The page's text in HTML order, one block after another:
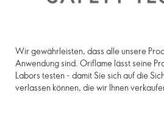
Wir gewährleisten, dass alle unsere
Anwendung sind. Oriflame lässt seine
Labors testen - damit Sie sich auf die
verlassen können, die wir Ihnen